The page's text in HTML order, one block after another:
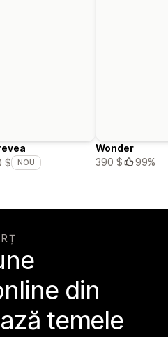
$
NOU
Wonder
390 $
99%
din
temele